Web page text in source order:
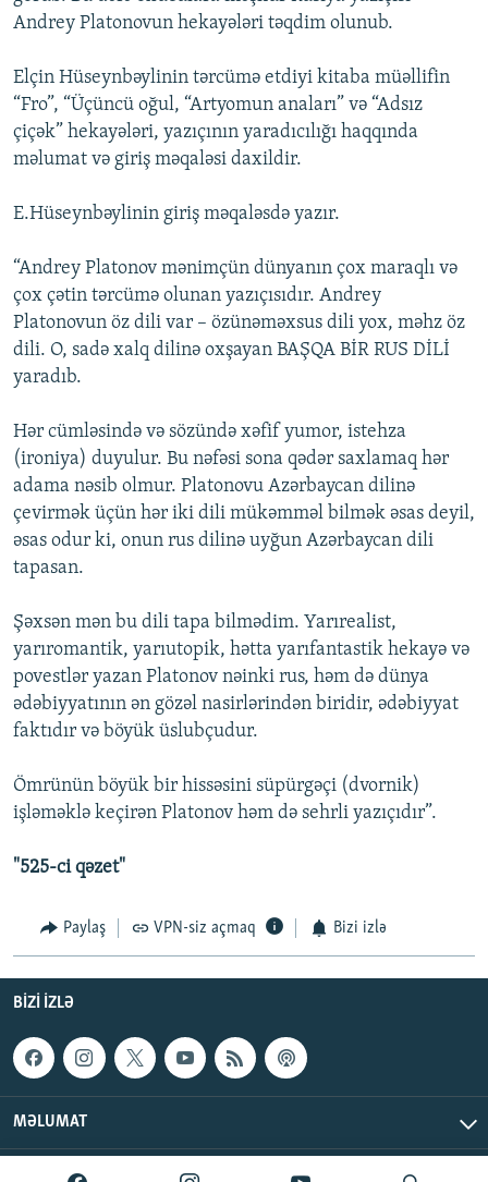
Andrey Platonovun hekayələri təqdim olunub.
Elçin Hüseynbəylinin tərcümə etdiyi kitaba müəllifin
“Fro”, “Üçüncü oğul, “Artyomun anaları” və “Adsız
çiçək” hekayələri, yazıçının yaradıcılığı haqqında
məlumat və giriş məqaləsi daxildir.
E.Hüseynbəylinin giriş məqaləsdə yazır.
“Andrey Platonov mənimçün dünyanın çox maraqlı və
çox çətin tərcümə olunan yazıçısıdır. Andrey
Platonovun öz dili var – özünəməxsus dili yox, məhz öz
dili. O, sadə xalq dilinə oxşayan BAŞQA BİR RUS DİLİ
yaradıb.
Hər cümləsində və sözündə xəfif yumor, istehza
(ironiya) duyulur. Bu nəfəsi sona qədər saxlamaq hər
adama nəsib olmur. Platonovu Azərbaycan dilinə
çevirmək üçün hər iki dili mükəmməl bilmək əsas deyil,
əsas odur ki, onun rus dilinə uyğun Azərbaycan dili
tapasan.
Şəxsən mən bu dili tapa bilmədim. Yarırealist,
yarıromantik, yarıutopik, hətta yarıfantastik hekayə və
povestlər yazan Platonov nəinki rus, həm də dünya
ədəbiyyatının ən gözəl nasirlərindən biridir, ədəbiyyat
faktıdır və böyük üslubçudur.
Ömrünün böyük bir hissəsini süpürgəçi (dvornik)
işləməklə keçirən Platonov həm də sehrli yazıçıdır”.
"525-ci qəzet"
Paylaş VPN-siz açmaq Bizi izlə
BIZI IZLƏ
MƏLUMAT